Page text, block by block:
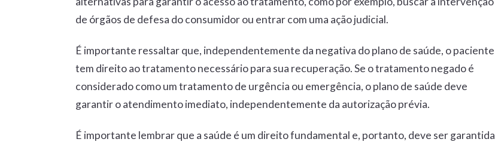
de órgãos de defesa do consumidor ou entrar com uma ação judicial.
É importante ressaltar que, independentemente da negativa do plano de saúde, o paciente
tem direito ao tratamento necessário para sua recuperação. Se o tratamento negado é
considerado como um tratamento de urgência ou emergência, o plano de saúde deve
garantir o atendimento imediato, independentemente da autorização prévia.
É importante lembrar que a saúde é um direito fundamental e, portanto, deve ser garantida